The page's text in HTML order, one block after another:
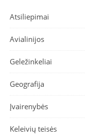
Atsiliepimai
Avialinijos
Geležinkeliai
Geografija
Įvairenybės
Keleivių teisės